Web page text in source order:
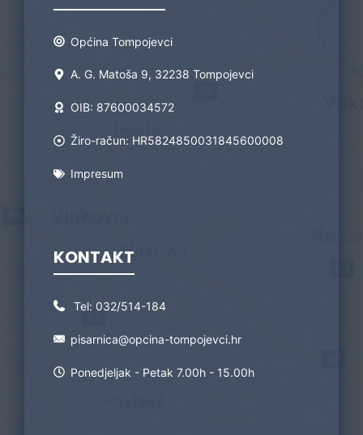
Općina Tompojevci
A. G. Matoša 9, 32238 Tompojevci
OIB: 87600034572
Žiro-račun: HR5824850031845600008
Impresum
KONTAKT
Tel: 032/514-184
pisarnica@opcina-tompojevci.hr
Ponedjeljak - Petak 7.00h - 15.00h